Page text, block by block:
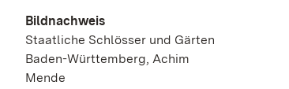
Bildnachweis
Staatliche Schlösser und Gärten
Baden-Württemberg, Achim
Mende